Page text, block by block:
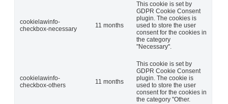
cookielawinfo-
checkbox-necessary
11 months
This cookie is set by
GDPR Cookie Consent
plugin. The cookies is
used to store the user
consent for the cookies in
the category
"Necessary".
cookielawinfo-
checkbox-others
11 months
This cookie is set by
GDPR Cookie Consent
plugin. The cookie is
used to store the user
consent for the cookies in
the category "Other.